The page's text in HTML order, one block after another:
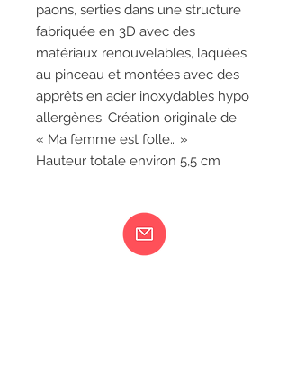
paons, serties dans une structure
fabriquée en 3D avec des
matériaux renouvelables, laquées
au pinceau et montées avec des
apprêts en acier inoxydables hypo
allergènes. Création originale de
« Ma femme est folle… »
Hauteur totale environ 5,5 cm